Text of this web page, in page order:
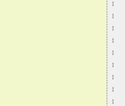
¦
¦
¦
¦
¦
¦
¦
¦
¦